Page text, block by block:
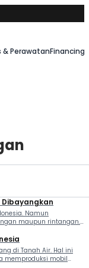
& Perawatan
Dibayangkan
Namun
maupun rintangan.
Pemerintah di
masih belum siap...
di Tanah Air. Hal ini
memproduksi mobil